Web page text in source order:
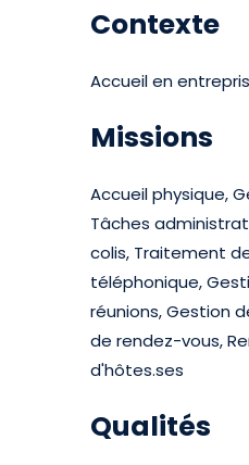
Contexte
Accueil en
Missions
Accueil physique,
Tâches
colis, Traitement
téléphonique,
réunions, Gestion
de rendez-vous,
d'hôtes.ses
Qualités